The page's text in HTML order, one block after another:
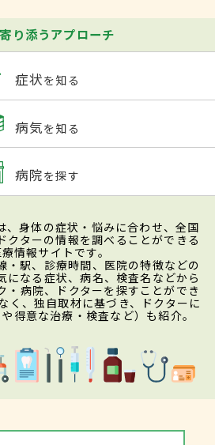
り添うアプローチ
症状を知る
病気を知る
病院を探す
、身体の症状・悩みに合わせ、全国
クターの情報を調べることができる
情報サイトです。
・駅、診療時間、医院の特徴などの
になる症状、病名、検査名などから
・病院、ドクターを探すことができ
く、独自取材に基づき、ドクターに
得意な治療・検査など）も紹介。